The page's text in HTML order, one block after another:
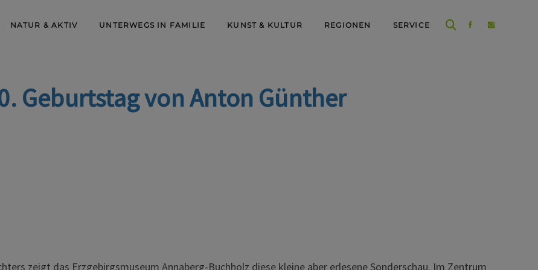
NATUR & AKTIV UNTERWEGS IN FAMILIE KUNST & KULTUR REGIONEN SERVICE
Geburtstag von Anton Günther
zeigt das Erzgebirgsmuseum Annaberg-Buchholz diese kleine aber erlesene Sonderschau. Im Zentrum